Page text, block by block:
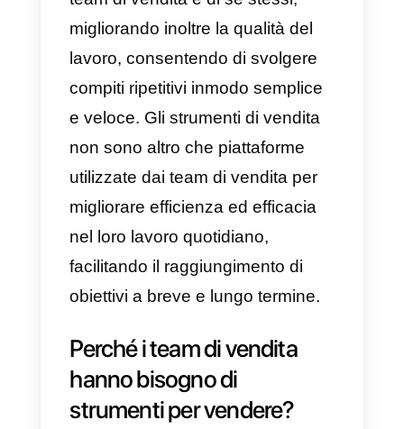
Gli strumenti di vendita non sono
altro che piattaforme capaci di
aiutare i team di vendita a
migliorare il proprio lavoro in
diverse aree. Queste aree
possono essere la
comunicazione con i clienti, la
raccolta di statistiche o metriche,
monitoraggio del team di vendita,
la gestione dei clienti,
l’automazione dei processi, la